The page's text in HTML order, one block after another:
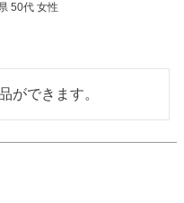
50代 女性
ができます。